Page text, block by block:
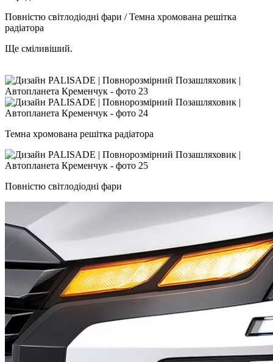
Повністю світлодіодні фари / Темна хромована решітка
радіатора
Ще сміливіший.
Темна хромована решітка радіатора
Повністю світлодіодні фари